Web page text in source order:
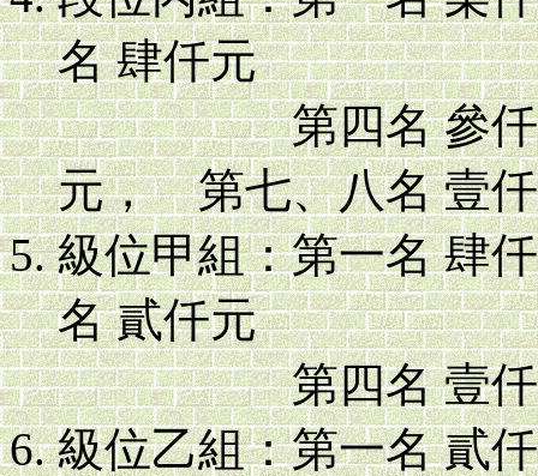
名 肆仟元
第四名 參仟元，
元， 第七、八名 壹
級位甲組：第一名
名 貳仟元
第四名 壹仟伍佰
級位乙組：第一名